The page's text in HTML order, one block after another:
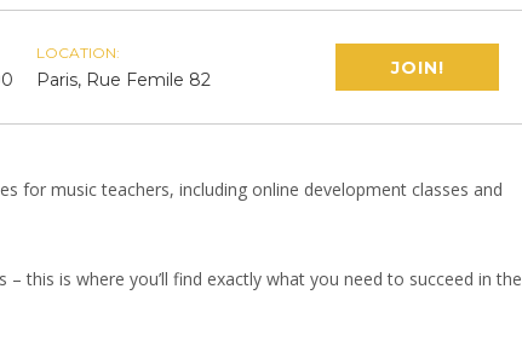
LOCATION:
Paris, Rue Femile 82
JOIN!
for music teachers, including online development classes and
this is where you’ll find exactly what you need to succeed in the